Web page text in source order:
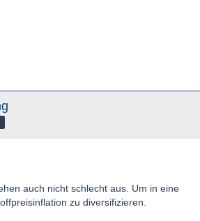
auch nicht schlecht aus. Um in eine
zu diversifizieren.